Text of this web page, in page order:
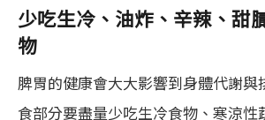
少吃生冷、油炸、辛辣、甜
物
脾胃的健康會大大影響到身體代謝與
食部分要盡量少吃生冷食物、寒涼性